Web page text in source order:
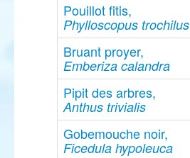
Pouillot fitis,
Phylloscopus trochilus
Bruant proyer,
Emberiza calandra
Pipit des arbres,
Anthus trivialis
Gobemouche noir,
Ficedula hypoleuca